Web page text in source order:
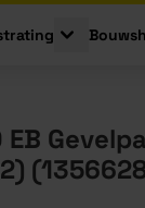
Gevelbekleding
for Deuren
Toggle